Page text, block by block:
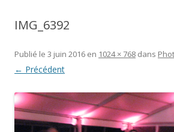
IMG_6392
Publié le 3 juin 2016 en 1024 × 768 dans
← Précédent